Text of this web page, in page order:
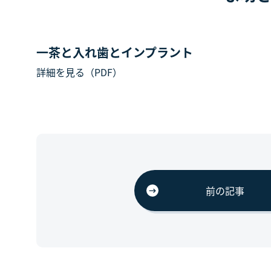
一茶と入れ歯とインプラント
詳細を見る（PDF）
前の記事